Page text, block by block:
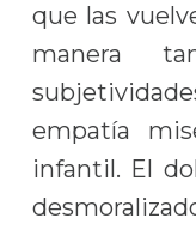
que las
manera
empatía
infantil. El